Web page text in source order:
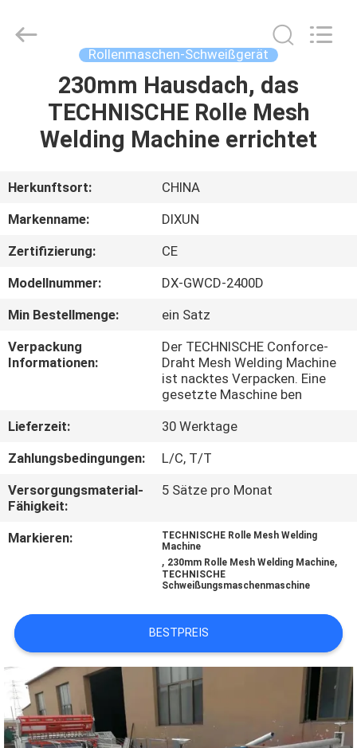
PRODUKTE
VR-
SHOW
ÜBER
UNS
FABRIK-
AUSFLUG
QUALITÄTSKONTROLLE
TRETEN
SIE
FORDERN
SIE EIN
ZITAT
Mesh
Products
Rollenmaschen-Schweißgerät
230mm Hausdach, das
TECHNISCHE Rolle Mesh
Welding Machine errichtet
Herkunftsort:
CHINA
Markenname:
DIXUN
Zertifizierung:
CE
Modellnummer:
DX-GWCD-2400D
Min Bestellmenge:
ein Satz
Verpackung
Informationen:
Der TECHNISCHE Conforce-
Draht Mesh Welding Machine
ist nacktes Verpacken. Eine
gesetzte Maschine ben
Lieferzeit:
30 Werktage
Zahlungsbedingungen:
L/C, T/T
Versorgungsmaterial-
Fähigkeit:
5 Sätze pro Monat
Markieren:
TECHNISCHE Rolle Mesh Welding
Machine
, 230mm Rolle Mesh Welding Machine,
TECHNISCHE
Schweißungsmaschenmaschine
BESTPREIS